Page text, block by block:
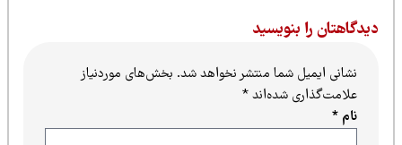
را بنویسید
نشانی ایمیل شما منتشر نخواهد شد.بخش‌های موردنیاز
علامت‌گذاری شده‌اند*